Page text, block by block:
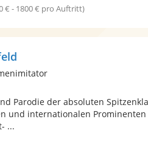
€ - 1800 € pro Auftritt)
Parodie der absoluten
und internationalen
...